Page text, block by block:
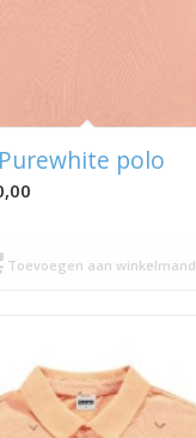
polo
Huidige
€ 30,00.
Toevoegen aan winkelmand